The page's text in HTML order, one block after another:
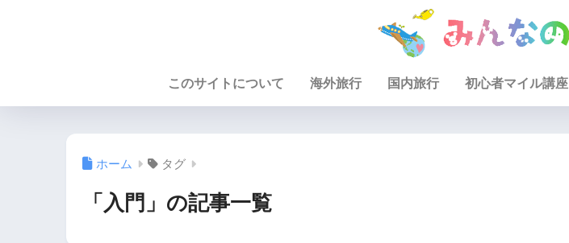
このサイトについて 海外旅行 国内旅行 初心者マイル講座
ホーム タグ
「入門」の記事一覧